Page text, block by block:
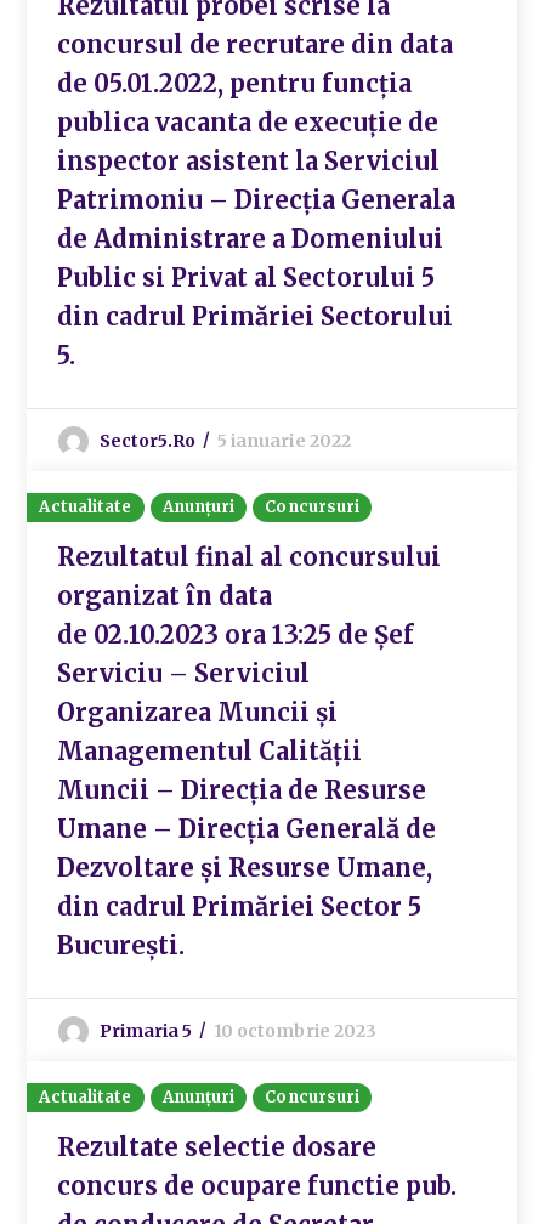
concursul de recrutare din data
de 05.01.2022, pentru funcția
publica vacanta de execuție de
inspector asistent la Serviciul
Patrimoniu – Direcția Generala
de Administrare a Domeniului
Public si Privat al Sectorului 5
din cadrul Primăriei Sectorului
5.
Sector5.ro 5 ianuarie 2022
Actualitate Anunțuri Concursuri
Rezultatul final al concursului
organizat în data
de 02.10.2023 ora 13:25 de Șef
Serviciu – Serviciul
Organizarea Muncii și
Managementul Calității
Muncii – Direcția de Resurse
Umane – Direcția Generală de
Dezvoltare și Resurse Umane,
din cadrul Primăriei Sector 5
București.
Primaria 5 10 octombrie 2023
Actualitate Anunțuri Concursuri
Rezultate selectie dosare
concurs de ocupare functie pub.